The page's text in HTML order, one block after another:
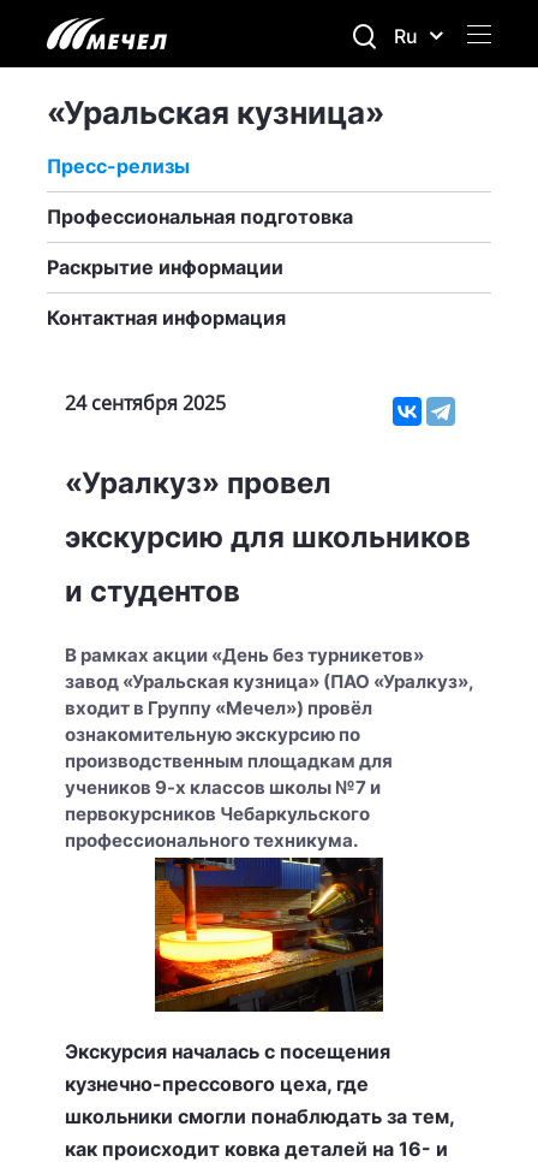
Ru
«Уральская кузница»
24 сентября 2025
«Уралкуз» провел
экскурсию для школьников
и студентов
В рамках акции «День без турникетов»
завод «Уральская кузница» (ПАО «Уралкуз»,
входит в Группу «Мечел») провёл
ознакомительную экскурсию по
производственным площадкам для
учеников 9-х классов школы №7 и
первокурсников Чебаркульского
профессионального техникума.
Экскурсия началась с посещения
кузнечно-прессового цеха, где
школьники смогли понаблюдать за тем,
как происходит ковка деталей на 16- и
Пресс-релизы
Профессиональная подготовка
Раскрытие информации
Контактная информация